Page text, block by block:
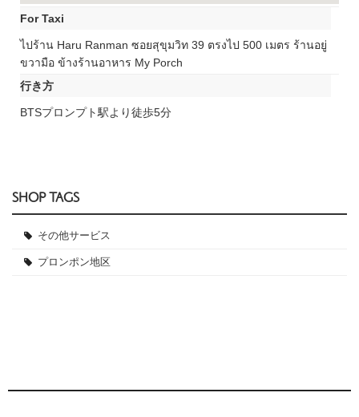
For Taxi
ไปร้าน Haru Ranman ซอยสุขุมวิท 39 ตรงไป 500 เมตร ร้านอยู่
ขวามือ ข้างร้านอาหาร My Porch
行き方
BTSプロンプト駅より徒歩5分
SHOP TAGS
その他サービス
プロンポン地区